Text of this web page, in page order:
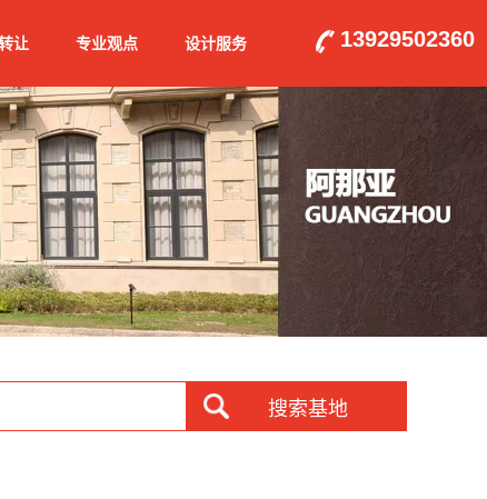
让 专业观点 设计服务 13929502360
搜索基地